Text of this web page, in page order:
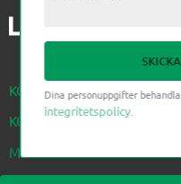
KÖPVILLKOR
KONTAKTA OSS NEDAN
MINA SIDOR
Dina personuppgifter
integritetspolicy.